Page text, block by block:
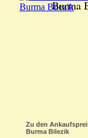
Burma
Zu den
Burma Bilezik